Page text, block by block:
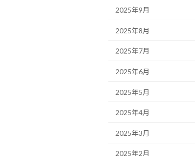
2025年9月
2025年8月
2025年7月
2025年6月
2025年5月
2025年4月
2025年3月
2025年2月